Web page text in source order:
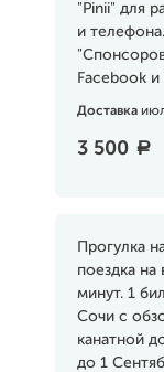
"Pinii" для
и
Facebook
Доставка
3 500 a
Прогулка
поездка
минут. 1
Сочи с
канатной
до 1